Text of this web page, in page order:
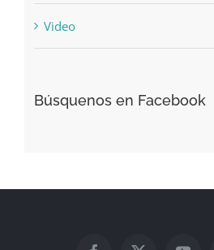
Video
Búsquenos en Facebook